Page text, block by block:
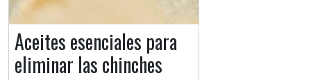
Aceites esenciales para
eliminar las chinches